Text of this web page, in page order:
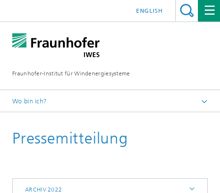
Fraunhofer-Institut für Windenergiesysteme
ENGLISH
Wo bin ich?
Presse | Medien
Pressemitteilung
ARCHIV 2022